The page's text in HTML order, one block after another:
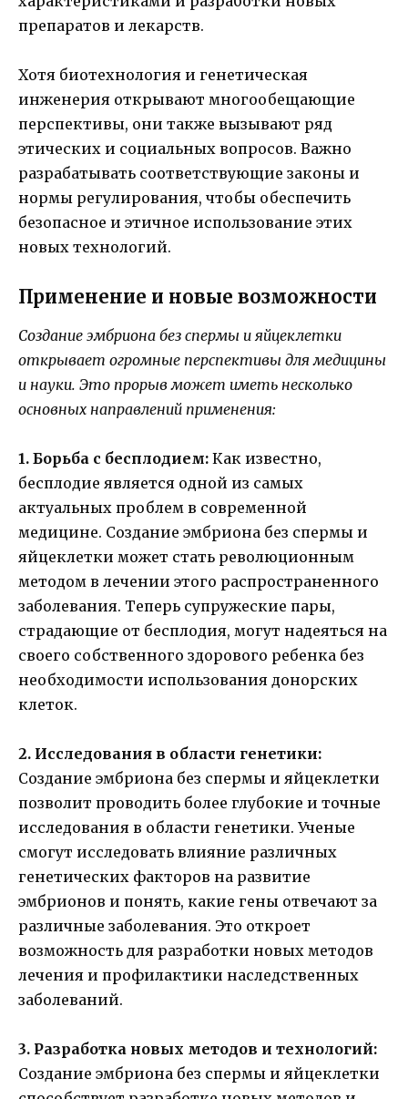
препаратов и лекарств.
Хотя биотехнология и генетическая
инженерия открывают многообещающие
перспективы, они также вызывают ряд
этических и социальных вопросов. Важно
разрабатывать соответствующие законы и
нормы регулирования, чтобы обеспечить
безопасное и этичное использование этих
новых технологий.
Применение и новые возможности
Создание эмбриона без спермы и яйцеклетки
открывает огромные перспективы для медицины
и науки. Это прорыв может иметь несколько
основных направлений применения:
1. Борьба с бесплодием: Как известно,
бесплодие является одной из самых
актуальных проблем в современной
медицине. Создание эмбриона без спермы и
яйцеклетки может стать революционным
методом в лечении этого распространенного
заболевания. Теперь супружеские пары,
страдающие от бесплодия, могут надеяться на
своего собственного здорового ребенка без
необходимости использования донорских
клеток.
2. Исследования в области генетики:
Создание эмбриона без спермы и яйцеклетки
позволит проводить более глубокие и точные
исследования в области генетики. Ученые
смогут исследовать влияние различных
генетических факторов на развитие
эмбрионов и понять, какие гены отвечают за
различные заболевания. Это откроет
возможность для разработки новых методов
лечения и профилактики наследственных
заболеваний.
3. Разработка новых методов и технологий:
Создание эмбриона без спермы и яйцеклетки